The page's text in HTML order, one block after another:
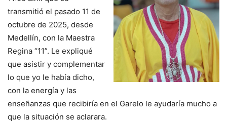
transmitió el pasado 11 de
octubre de 2025, desde
Medellín, con la Maestra
Regina “11”. Le expliqué
que asistir y complementar
lo que yo le había dicho,
con la energía y las
enseñanzas que recibiría en el Garelo le ayudaría mucho a
que la situación se aclarara.